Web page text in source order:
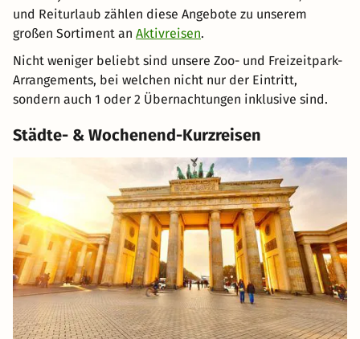
und Reiturlaub zählen diese Angebote zu unserem
großen Sortiment an Aktivreisen.
Nicht weniger beliebt sind unsere Zoo- und Freizeitpark-
Arrangements, bei welchen nicht nur der Eintritt,
sondern auch 1 oder 2 Übernachtungen inklusive sind.
Städte- & Wochenend-Kurzreisen